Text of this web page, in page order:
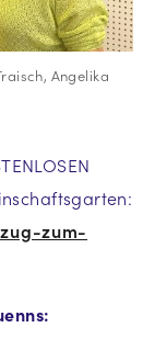
Angelika
zum-